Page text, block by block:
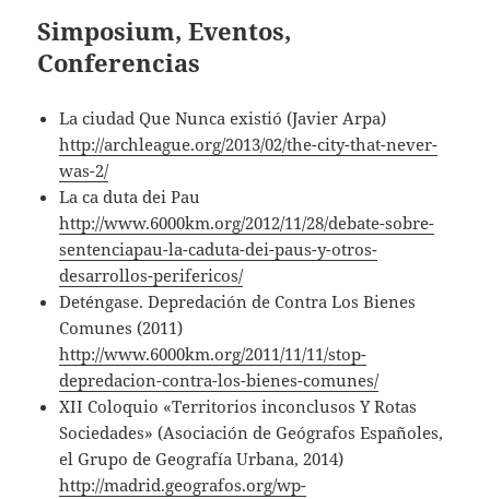
Simposium, Eventos,
Conferencias
La ciudad Que Nunca existió (Javier Arpa)
http://archleague.org/2013/02/the-city-that-never-
was-2/
La ca duta dei Pau
http://www.6000km.org/2012/11/28/debate-sobre-
sentenciapau-la-caduta-dei-paus-y-otros-
desarrollos-perifericos/
Deténgase. Depredación de Contra Los Bienes
Comunes (2011)
http://www.6000km.org/2011/11/11/stop-
depredacion-contra-los-bienes-comunes/
XII Coloquio «Territorios inconclusos Y Rotas
Sociedades» (Asociación de Geógrafos Españoles,
el Grupo de Geografía Urbana, 2014)
http://madrid.geografos.org/wp-